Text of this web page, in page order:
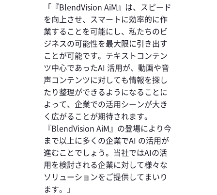
「『BlendVision AiM』は、スピード
を向上させ、スマートに効率的に作
業することを可能にし、私たちのビ
ジネスの可能性を最大限に引き出す
ことが可能です。テキストコンテン
ツ中心であったAI 活用が、動画や音
声コンテンツに対しても情報を探し
たり整理ができるようになることに
よって、企業での活用シーンが大き
く広がることが期待されます。
『BlendVision AiM』の登場により今
まで以上に多くの企業でAI の活用が
進むことでしょう。当社ではAIの活
用を検討される企業に対して様々な
ソリューションをご提供してまいり
ます。」